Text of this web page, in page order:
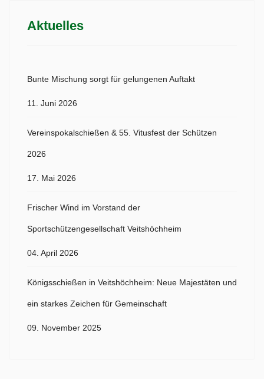
Aktuelles
Bunte Mischung sorgt für gelungenen Auftakt
11. Juni 2026
Vereinspokalschießen & 55. Vitusfest der Schützen
2026
17. Mai 2026
Frischer Wind im Vorstand der
Sportschützengesellschaft Veitshöchheim
04. April 2026
Königsschießen in Veitshöchheim: Neue Majestäten und
ein starkes Zeichen für Gemeinschaft
09. November 2025